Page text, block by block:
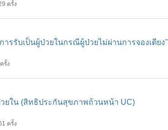
ครั้ง
รรับเป็นผู้ป่วยในกรณีผู้ป่วยไม่ผ่านการจองเตียง"
รั้ง
ใน (สิทธิประกันสุขภาพถ้วนหน้า UC)
ครั้ง